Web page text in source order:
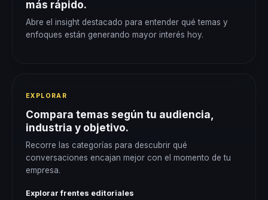
más rápido.
Abre el insight destacado para entender qué temas y
enfoques están generando mayor interés hoy.
EXPLORAR
Compara temas según tu audiencia,
industria y objetivo.
Recorre las categorías para descubrir qué
conversaciones encajan mejor con el momento de tu
empresa.
Explorar frentes editoriales